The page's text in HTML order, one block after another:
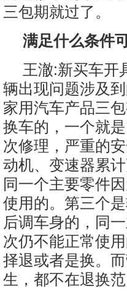
三包期就过了。
满足什么条件
王澈:新买车开
辆出现问题涉及
家用汽车产品三
换车的，一个就
次修理，严重的
动机、变速器累
同一个主要零件
使用的。第三个
后调车身的，同
次仍不能正常使
择退或者是换。
生，都不在退换范